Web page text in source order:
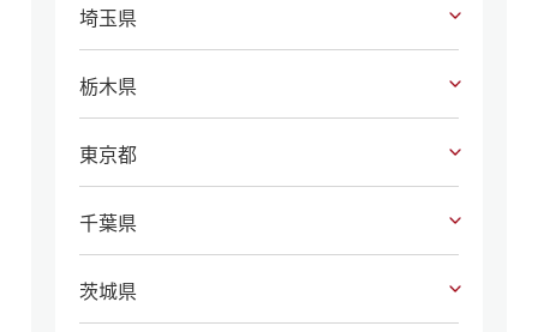
埼玉県
栃木県
東京都
千葉県
茨城県